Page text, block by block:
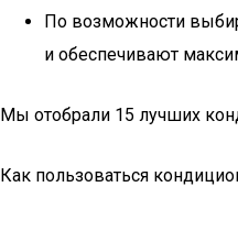
По возможности
и обеспечивают
Мы отобрали 15 лучших
Как пользоваться